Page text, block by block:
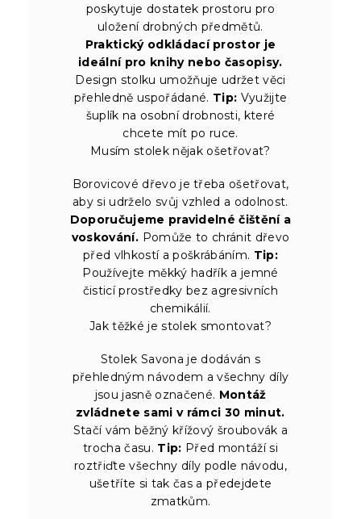
poskytuje dostatek prostoru pro
uložení drobných předmětů.
Praktický odkládací prostor je
ideální pro knihy nebo časopisy.
Design stolku umožňuje udržet věci
přehledně uspořádané. Tip: Využijte
šuplík na osobní drobnosti, které
chcete mít po ruce.
Musím stolek nějak ošetřovat?
Borovicové dřevo je třeba ošetřovat,
aby si udrželo svůj vzhled a odolnost.
Doporučujeme pravidelné čištění a
voskování. Pomůže to chránit dřevo
před vlhkostí a poškrábáním. Tip:
Používejte měkký hadřík a jemné
čisticí prostředky bez agresivních
chemikálií.
Jak těžké je stolek smontovat?
Stolek Savona je dodáván s
přehledným návodem a všechny díly
jsou jasně označené. Montáž
zvládnete sami v rámci 30 minut.
Stačí vám běžný křížový šroubovák a
trocha času. Tip: Před montáží si
roztřiďte všechny díly podle návodu,
ušetříte si tak čas a předejdete
zmatkům.